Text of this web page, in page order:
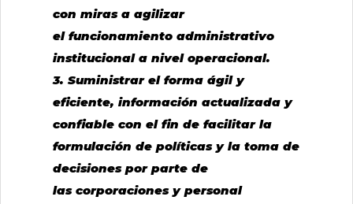
con miras a agilizar
el funcionamiento administrativo
institucional a nivel operacional.
3. Suministrar el forma ágil y
eficiente, información actualizada y
confiable con el fin de facilitar la
formulación de políticas y la toma de
decisiones por parte de
las corporaciones y personal